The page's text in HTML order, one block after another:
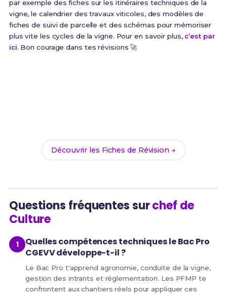
par exemple des fiches sur les itinéraires techniques de la
vigne, le calendrier des travaux viticoles, des modèles de
fiches de suivi de parcelle et des schémas pour mémoriser
plus vite les cycles de la vigne. Pour en savoir plus, c’est par
ici. Bon courage dans tes révisions 🚀
Découvrir les Fiches de Révision →
Questions fréquentes surchef de
Culture
Quelles compétences techniques le Bac Pro
CGEVV développe-t-il ?
Le Bac Pro t'apprend agronomie, conduite de la vigne,
gestion des intrants et réglementation. Les PFMP te
confrontent aux chantiers réels pour appliquer ces